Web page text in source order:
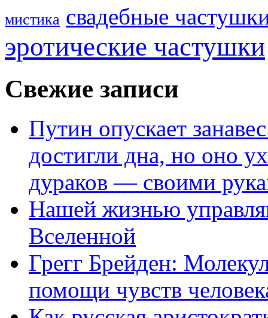
мистика свадебные
эротические частушки
Свежие записи
Путин опускает
достигли дна, но оно
дураков — своими
Нашей жизнью
Вселенной
Грегг Брейден:
помощи чувств